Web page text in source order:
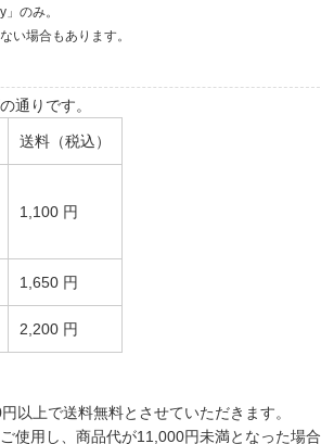
のみ。
い場合もあります。
通りです。
送料（税込）
1,100 円
1,650 円
2,200 円
以上で送料無料とさせていただきます。
使用し、商品代が11,000円未満となった場合